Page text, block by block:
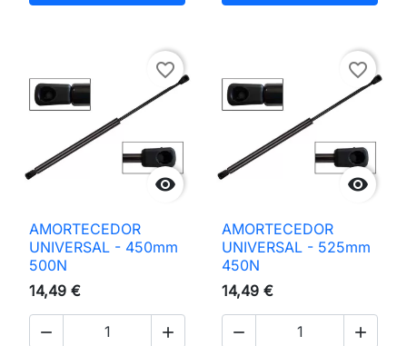

favorite_border
AMORTECEDOR
UNIVERSAL - 450mm
500N
14,49 €
 

favorite_border
AMORTECEDOR
UNIVERSAL - 525mm
450N
14,49 €
 